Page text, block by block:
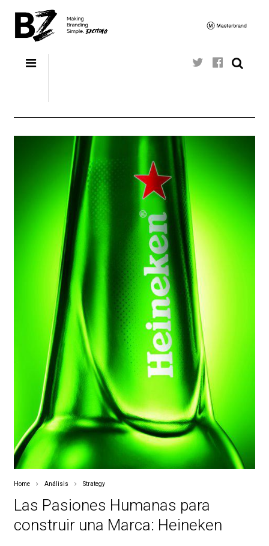
Home Análisis Strategy
Las Pasiones Humanas para
construir una Marca: Heineken